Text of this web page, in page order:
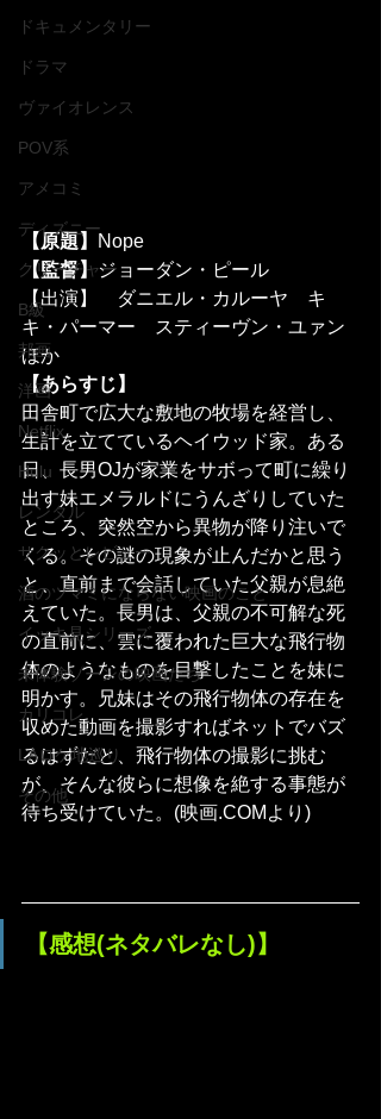
ドキュメンタリー
ドラマ
ヴァイオレンス
POV系
アメコミ
ディズニー
クリーチャー
B級
邦画
洋画
Netflix
Hulu
レンタル
サクッとレビュー
酒のツマミにならない映画のこと
イッキ見シリーズ
未体験ゾーンの映画たち
カリコレ
LAロケ地巡り
その他
【原題】
Nope
【監督】ジョーダン・ピール
【出演】	ダニエル・カルーヤ　キ
キ・パーマー　スティーヴン・ユァン
ほか
【あらすじ】
田舎町で広大な敷地の牧場を経営し、
生計を立てているヘイウッド家。ある
日、長男OJが家業をサボって町に繰り
出す妹エメラルドにうんざりしていた
ところ、突然空から異物が降り注いで
くる。その謎の現象が止んだかと思う
と、直前まで会話していた父親が息絶
えていた。長男は、父親の不可解な死
の直前に、雲に覆われた巨大な飛行物
体のようなものを目撃したことを妹に
明かす。兄妹はその飛行物体の存在を
収めた動画を撮影すればネットでバズ
るはずだと、飛行物体の撮影に挑む
が、そんな彼らに想像を絶する事態が
待ち受けていた。(映画.COMより)
【感想(ネタバレなし)】